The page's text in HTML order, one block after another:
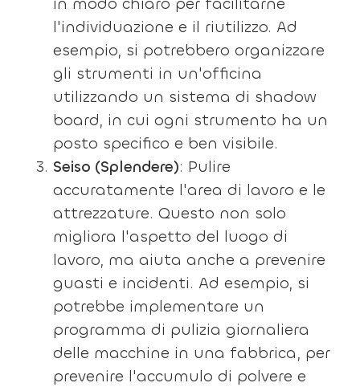
l'individuazione e il riutilizzo. Ad
esempio, si potrebbero organizzare
gli strumenti in un'officina
utilizzando un sistema di shadow
board, in cui ogni strumento ha un
posto specifico e ben visibile.
Seiso (Splendere): Pulire
accuratamente l'area di lavoro e le
attrezzature. Questo non solo
migliora l'aspetto del luogo di
lavoro, ma aiuta anche a prevenire
guasti e incidenti. Ad esempio, si
potrebbe implementare un
programma di pulizia giornaliera
delle macchine in una fabbrica, per
prevenire l'accumulo di polvere e